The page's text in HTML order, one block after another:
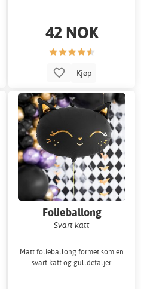
42 NOK
Kjøp
Folieballong
Svart katt
Matt folieballong formet som en
svart katt og gulldetaljer.